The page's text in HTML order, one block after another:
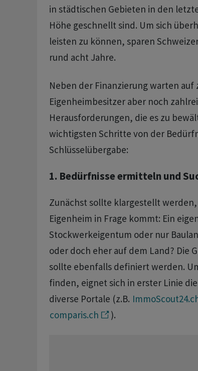
in städtischen Gebieten in den
Höhe geschnellt sind. Um sich
leisten zu können, sparen
rund acht Jahre.
Neben der Finanzierung warten auf
Eigenheimbesitzer aber noch
Herausforderungen, die es zu
wichtigsten Schritte von der
Schlüsselübergabe:
1. Bedürfnisse ermitteln und
Zunächst sollte klargestellt
Eigenheim in Frage kommt: Ein
Stockwerkeigentum oder nur
oder doch eher auf dem Land? Die
sollte ebenfalls definiert werden.
finden, eignet sich in erster Linie
diverse Portale (z.B.
comparis.ch
).